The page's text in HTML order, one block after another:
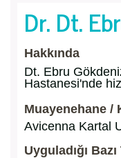
Dr. Dt.
Hakkında
Dt. Ebru
Hastanesi'nde
Muayenehane /
Avicenna Kartal
Uyguladığı